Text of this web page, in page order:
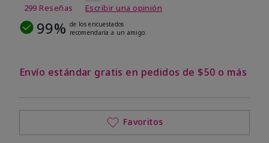
299 Reseñas
Escribir una opinión
99% de los encuestados
recomendaría a un amigo.
Envío estándar gratis en pedidos de $50 o más
Favoritos